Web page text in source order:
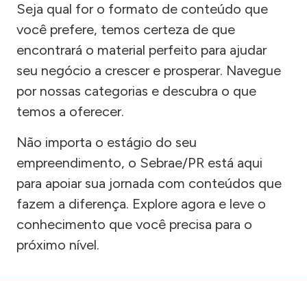
Seja qual for o formato de conteúdo que
você prefere, temos certeza de que
encontrará o material perfeito para ajudar
seu negócio a crescer e prosperar. Navegue
por nossas categorias e descubra o que
temos a oferecer.
Não importa o estágio do seu
empreendimento, o Sebrae/PR está aqui
para apoiar sua jornada com conteúdos que
fazem a diferença. Explore agora e leve o
conhecimento que você precisa para o
próximo nível.